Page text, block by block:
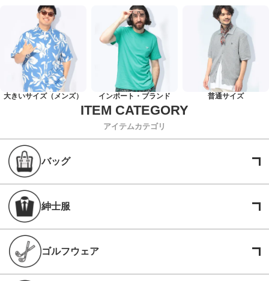
大きいサイズ（メンズ） インポート・ブランド 普通サイズ
アイテムカテゴリ
バッグ
紳士服
ゴルフウェア